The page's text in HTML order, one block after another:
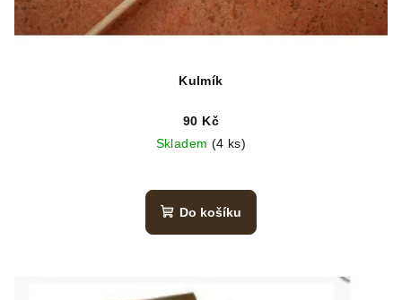
Kulmík
90 Kč
Skladem (4 ks)
Do košíku